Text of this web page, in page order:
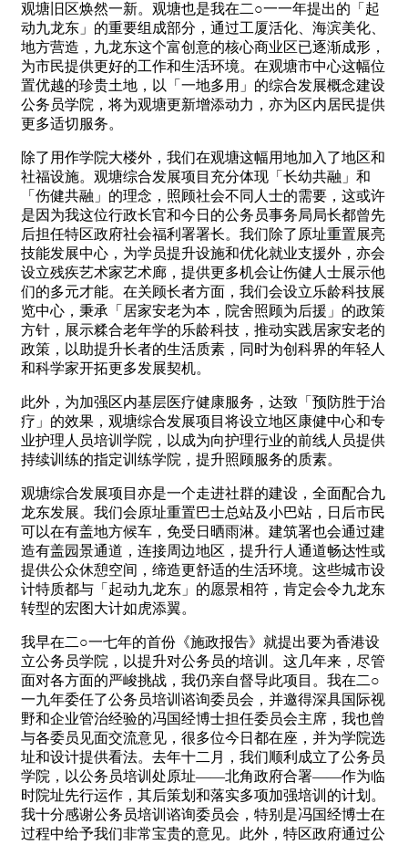
观塘旧区焕然一新。观塘也是我在二○一一年提出的「起
动九龙东」的重要组成部分，通过工厦活化、海滨美化、
地方营造，九龙东这个富创意的核心商业区已逐渐成形，
为市民提供更好的工作和生活环境。在观塘市中心这幅位
置优越的珍贵土地，以「一地多用」的综合发展概念建设
公务员学院，将为观塘更新增添动力，亦为区内居民提供
更多适切服务。
除了用作学院大楼外，我们在观塘这幅用地加入了地区和
社福设施。观塘综合发展项目充分体现「长幼共融」和
「伤健共融」的理念，照顾社会不同人士的需要，这或许
是因为我这位行政长官和今日的公务员事务局局长都曾先
后担任特区政府社会福利署署长。我们除了原址重置展亮
技能发展中心，为学员提升设施和优化就业支援外，亦会
设立残疾艺术家艺术廊，提供更多机会让伤健人士展示他
们的多元才能。在关顾长者方面，我们会设立乐龄科技展
览中心，秉承「居家安老为本，院舍照顾为后援」的政策
方针，展示糅合老年学的乐龄科技，推动实践居家安老的
政策，以助提升长者的生活质素，同时为创科界的年轻人
和科学家开拓更多发展契机。
此外，为加强区内基层医疗健康服务，达致「预防胜于治
疗」的效果，观塘综合发展项目将设立地区康健中心和专
业护理人员培训学院，以成为向护理行业的前线人员提供
持续训练的指定训练学院，提升照顾服务的质素。
观塘综合发展项目亦是一个走进社群的建设，全面配合九
龙东发展。我们会原址重置巴士总站及小巴站，日后市民
可以在有盖地方候车，免受日晒雨淋。建筑署也会通过建
造有盖园景通道，连接周边地区，提升行人通道畅达性或
提供公众休憩空间，缔造更舒适的生活环境。这些城市设
计特质都与「起动九龙东」的愿景相符，肯定会令九龙东
转型的宏图大计如虎添翼。
我早在二○一七年的首份《施政报告》就提出要为香港设
立公务员学院，以提升对公务员的培训。这几年来，尽管
面对各方面的严峻挑战，我仍亲自督导此项目。我在二○
一九年委任了公务员培训谘询委员会，并邀得深具国际视
野和企业管治经验的冯国经博士担任委员会主席，我也曾
与各委员见面交流意见，很多位今日都在座，并为学院选
址和设计提供看法。去年十二月，我们顺利成立了公务员
学院，以公务员培训处原址——北角政府合署——作为临
时院址先行运作，其后策划和落实多项加强培训的计划。
我十分感谢公务员培训谘询委员会，特别是冯国经博士在
过程中给予我们非常宝贵的意见。此外，特区政府通过公